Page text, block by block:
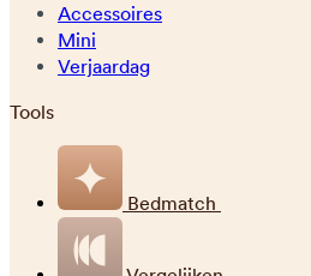
Accessoires
Mini
Verjaardag
Tools
Bedmatch